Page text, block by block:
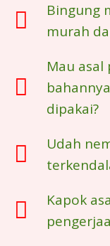
Bingung
murah
Mau
dipakai?
Udah
Kapok